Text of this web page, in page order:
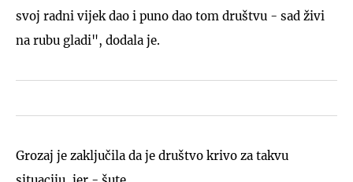
svoj radni vijek dao i puno dao tom društvu - sad živi
na rubu gladi", dodala je.
Grozaj je zaključila da je društvo krivo za takvu